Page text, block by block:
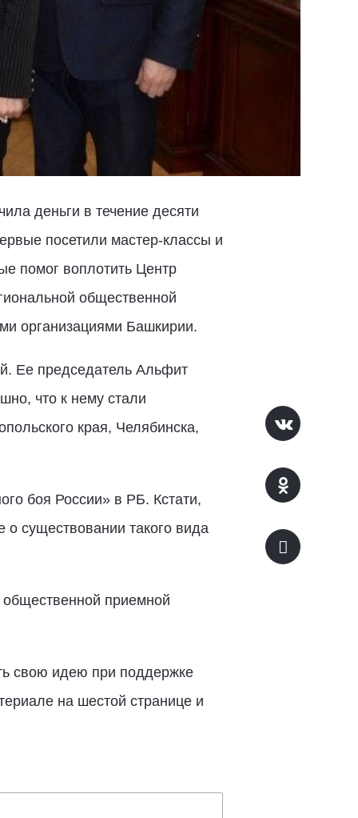
деньги в течение десяти
посетили мастер-классы и
помог воплотить Центр
общественной
организациями Башкирии.
Ее председатель Альфит
что к нему стали
края, Челябинска,
боя России» в РБ. Кстати,
существовании такого вида
общественной приемной
свою идею при поддержке
на шестой странице и